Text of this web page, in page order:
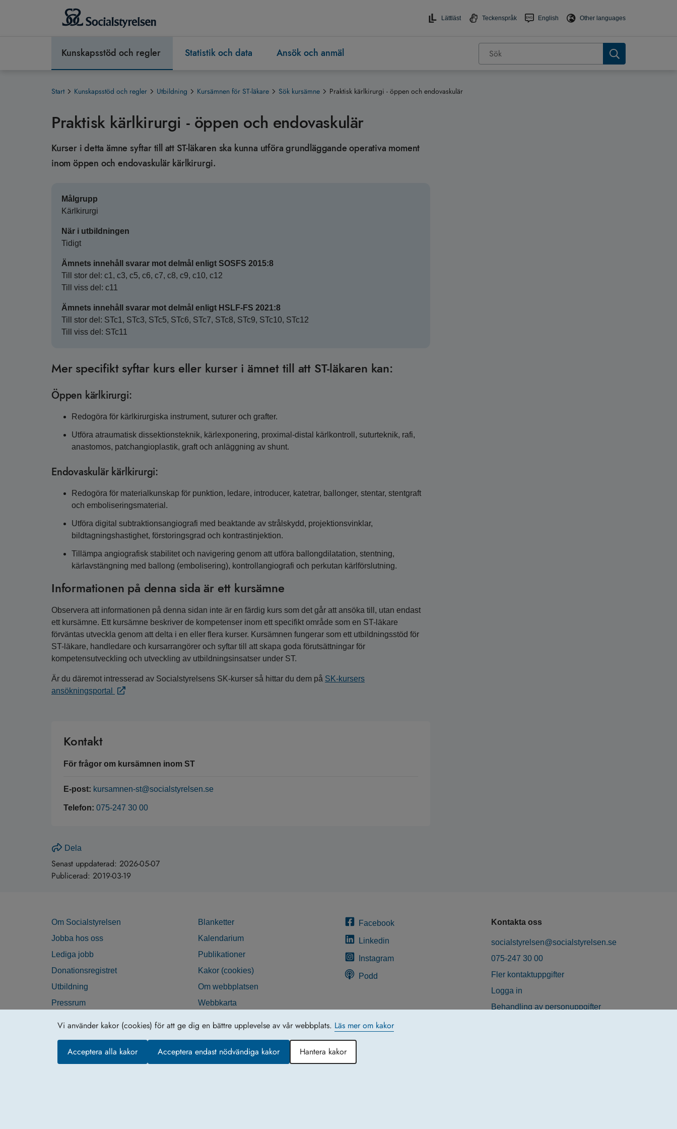
Vi använder kakor (cookies) för att ge dig en bättre upplevelse av vår webbplats. Läs mer om kakor
Acceptera alla kakor Acceptera endast nödvändiga kakor Hantera kakor
Lättläst Teckenspråk English Other languages
Kunskapsstöd och regler Statistik och data Ansök och anmäl
Start Kunskapsstöd och regler Utbildning Kursämnen för ST-läkare Sök kursämne Praktisk kärlkirurgi - öppen och endovaskulär
Praktisk kärlkirurgi - öppen och endovaskulär
Kurser i detta ämne syftar till att ST-läkaren ska kunna utföra grundläggande operativa moment
inom öppen och endovaskulär kärlkirurgi.
Målgrupp
Kärlkirurgi
När i utbildningen
Tidigt
Ämnets innehåll svarar mot delmål enligt SOSFS 2015:8
Till stor del: c1, c3, c5, c6, c7, c8, c9, c10, c12
Till viss del: c11
Ämnets innehåll svarar mot delmål enligt HSLF-FS 2021:8
Till stor del: STc1, STc3, STc5, STc6, STc7, STc8, STc9, STc10, STc12
Till viss del: STc11
Mer specifikt syftar kurs eller kurser i ämnet till att ST-läkaren kan:
Öppen kärlkirurgi:
Redogöra för kärlkirurgiska instrument, suturer och grafter.
Utföra atraumatisk dissektionsteknik, kärlexponering, proximal-distal kärlkontroll, suturteknik, rafi,
anastomos, patchangioplastik, graft och anläggning av shunt.
Endovaskulär kärlkirurgi:
Redogöra för materialkunskap för punktion, ledare, introducer, katetrar, ballonger, stentar, stentgraft
och emboliseringsmaterial.
Utföra digital subtraktionsangiografi med beaktande av strålskydd, projektionsvinklar,
bildtagningshastighet, förstoringsgrad och kontrastinjektion.
Tillämpa angiografisk stabilitet och navigering genom att utföra ballongdilatation, stentning,
kärlavstängning med ballong (embolisering), kontrollangiografi och perkutan kärlförslutning.
Informationen på denna sida är ett kursämne
Observera att informationen på denna sidan inte är en färdig kurs som det går att ansöka till, utan endast
ett kursämne. Ett kursämne beskriver de kompetenser inom ett specifikt område som en ST-läkare
förväntas utveckla genom att delta i en eller flera kurser. Kursämnen fungerar som ett utbildningsstöd för
ST-läkare, handledare och kursarrangörer och syftar till att skapa goda förutsättningar för
kompetensutveckling och utveckling av utbildningsinsatser under ST.
Är du däremot intresserad av Socialstyrelsens SK-kurser så hittar du dem på SK-kursers
ansökningsportal
Kontakt
För frågor om kursämnen inom ST
E-post: kursamnen-st@socialstyrelsen.se
Telefon: 075-247 30 00
Dela
Senast uppdaterad: 2026-05-07
Publicerad: 2019-03-19
Om Socialstyrelsen
Jobba hos oss
Lediga jobb
Donationsregistret
Utbildning
Pressrum
Blanketter
Kalendarium
Publikationer
Kakor (cookies)
Om webbplatsen
Webbkarta
Facebook
Linkedin
Instagram
Podd
Kontakta oss
socialstyrelsen@socialstyrelsen.se
075-247 30 00
Fler kontaktuppgifter
Logga in
Behandling av personuppgifter